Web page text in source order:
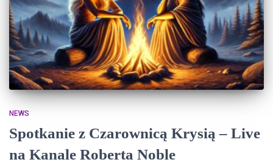
NEWS
Spotkanie z Czarownicą Krysią – Live
na Kanale Roberta Noble